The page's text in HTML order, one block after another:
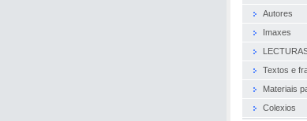
Autores
Imaxes
Textos e
Materiais
Colexios